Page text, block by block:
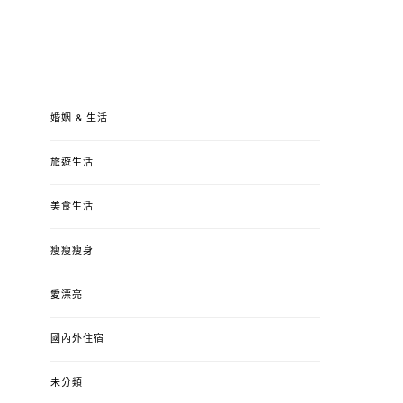
婚姻 & 生活
旅遊生活
美食生活
瘦瘦瘦身
愛漂亮
國內外住宿
未分類